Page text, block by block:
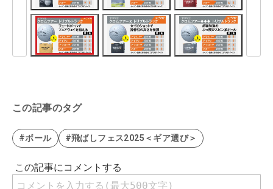
この記事のタグ
#ボール #飛ばしフェス2025＜ギア選び＞